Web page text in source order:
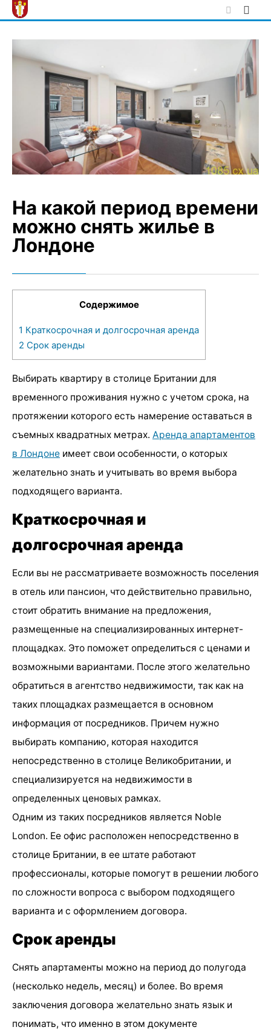
Skip
to
На какой период времени
можно снять жилье в
Лондоне
Содержимое
1 Краткосрочная и долгосрочная аренда
2 Срок аренды
Выбирать квартиру в столице Британии для
временного проживания нужно с учетом срока, на
протяжении которого есть намерение оставаться в
съемных квадратных метрах. Аренда апартаментов
в Лондоне имеет свои особенности, о которых
желательно знать и учитывать во время выбора
подходящего варианта.
Краткосрочная и
долгосрочная аренда
Если вы не рассматриваете возможность поселения
в отель или пансион, что действительно правильно,
стоит обратить внимание на предложения,
размещенные на специализированных интернет-
площадках. Это поможет определиться с ценами и
возможными вариантами. После этого желательно
обратиться в агентство недвижимости, так как на
таких площадках размещается в основном
информация от посредников. Причем нужно
выбирать компанию, которая находится
непосредственно в столице Великобритании, и
специализируется на недвижимости в
определенных ценовых рамках.
Одним из таких посредников является Noble
London. Ее офис расположен непосредственно в
столице Британии, в ее штате работают
профессионалы, которые помогут в решении любого
по сложности вопроса с выбором подходящего
варианта и с оформлением договора.
Срок аренды
Снять апартаменты можно на период до полугода
(несколько недель, месяц) и более. Во время
заключения договора желательно знать язык и
понимать, что именно в этом документе